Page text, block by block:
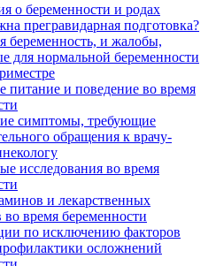
о беременности и родах
прегравидарная подготовка?
беременность, и жалобы,
для нормальной беременности
питание и поведение во время
симптомы, требующие
обращения к врачу-
исследования во время
и лекарственных
во время беременности
по исключению факторов
осложнений